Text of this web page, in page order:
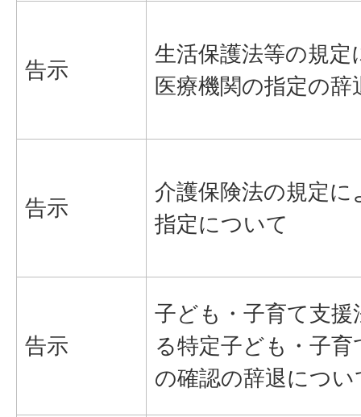
告示
生活保護法等の規定
医療機関の指定の
告示
介護保険法の規定
指定について
告示
子ども・子育て支
る特定子ども・子
の確認の辞退につい